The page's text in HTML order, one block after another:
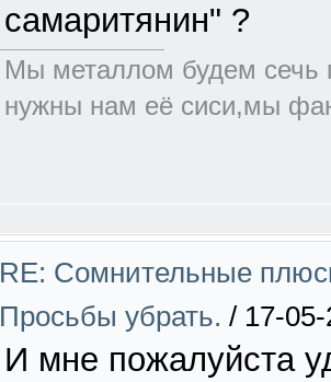
самаритянин" ?
Мы металлом будем сечь
нужны нам её сиси,мы
RE: Сомнительные
Просьбы убрать. / 17-
И мне пожалуйста